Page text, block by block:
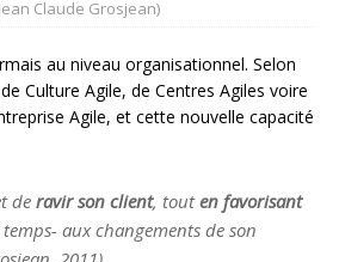
Claude Grosjean)
au niveau organisationnel. Selon
Culture Agile, de Centres Agiles voire
Agile, et cette nouvelle capacité
de ravir son client, touten favorisant
aux changements de son